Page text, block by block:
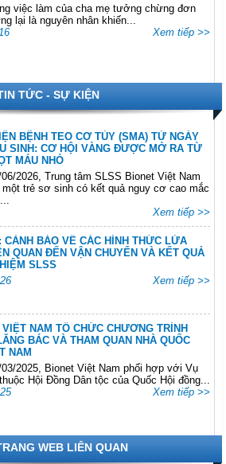
việc làm của cha mẹ tưởng chừng đơn
lại là nguyên nhân khiến...
Xem tiếp >>
TỨC - SỰ KIỆN
BỆNH TEO CƠ TỦY (SMA) TỪ NGÀY
SINH: CƠ HỘI VÀNG ĐƯỢC MỞ RA TỪ
MÁU NHỎ
06/2026, Trung tâm SLSS Bionet Việt Nam
một trẻ sơ sinh có kết quả nguy cơ cao mắc
Xem tiếp >>
CẢNH BÁO VỀ CÁC HÌNH THỨC LỪA
QUAN ĐẾN VẬN CHUYỂN VÀ KẾT QUẢ
SLSS
Xem tiếp >>
VIỆT NAM TỔ CHỨC CHƯƠNG TRÌNH
BÁC VÀ THAM QUAN NHÀ QUỐC
NAM
03/2025, Bionet Việt Nam phối hợp với Vụ
Hội Đồng Dân tộc của Quốc Hội đồng...
Xem tiếp >>
WEB LIÊN QUAN